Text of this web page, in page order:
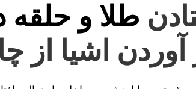
طلا و حلقه
آوردن اشیا از